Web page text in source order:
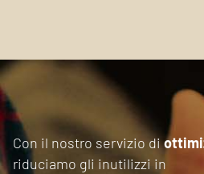
Con il nostro servizio di
riduciamo gli inutilizzi in